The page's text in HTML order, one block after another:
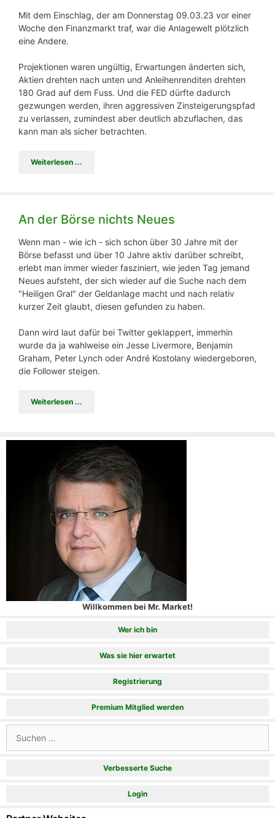
Mit dem Einschlag, der am Donnerstag 09.03.23 vor einer
Woche den Finanzmarkt traf, war die Anlagewelt plötzlich
eine Andere.
Projektionen waren ungültig, Erwartungen änderten sich,
Aktien drehten nach unten und Anleihenrenditen drehten
180 Grad auf dem Fuss. Und die FED dürfte dadurch
gezwungen werden, ihren aggressiven Zinsteigerungspfad
zu verlassen, zumindest aber deutlich abzuflachen, das
kann man als sicher betrachten.
Weiterlesen ...
An der Börse nichts Neues
Wenn man - wie ich - sich schon über 30 Jahre mit der
Börse befasst und über 10 Jahre aktiv darüber schreibt,
erlebt man immer wieder fasziniert, wie jeden Tag jemand
Neues aufsteht, der sich wieder auf die Suche nach dem
"Heiligen Gral" der Geldanlage macht und nach relativ
kurzer Zeit glaubt, diesen gefunden zu haben.
Dann wird laut dafür bei Twitter geklappert, immerhin
wurde da ja wahlweise ein Jesse Livermore, Benjamin
Graham, Peter Lynch oder André Kostolany wiedergeboren,
die Follower steigen.
Weiterlesen ...
Willkommen bei Mr. Market!
Wer ich bin
Was sie hier erwartet
Registrierung
Premium Mitglied werden
nach:
Verbesserte Suche
Login